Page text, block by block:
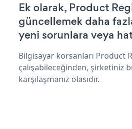
Ek olarak, Product
güncellemek daha
yeni sorunlara veya
Bilgisayar korsanları Product
çalışabileceğinden, şirketiniz
karşılaşmanız olasıdır.